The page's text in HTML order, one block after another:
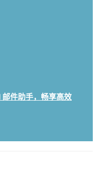
件助手，畅享高效